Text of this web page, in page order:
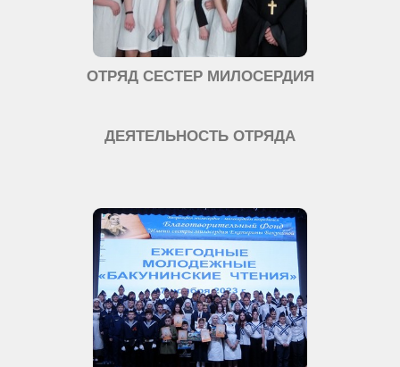
ОТРЯД СЕСТЕР МИЛОСЕРДИЯ
ДЕЯТЕЛЬНОСТЬ ОТРЯДА